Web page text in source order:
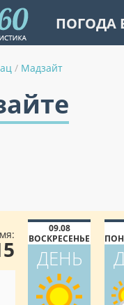
ПОГОДА
/ Мадзайт
09.08
ВОСКРЕСЕНЬЕ
ДЕНЬ